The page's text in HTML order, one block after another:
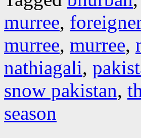
murree,
murree, murree,
nathiagali,
snow pakistan,
season